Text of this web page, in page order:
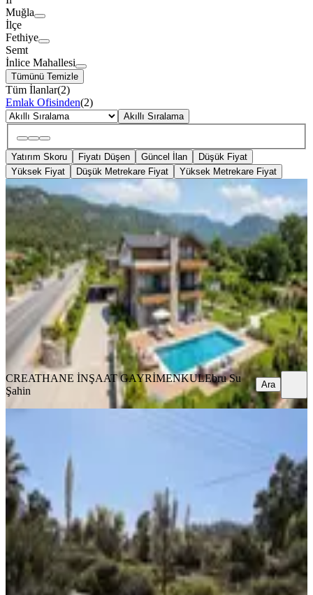
Muğla
İlçe
Fethiye
Semt
İnlice Mahallesi
Tümünü Temizle
Tüm İlanlar(2)
Emlak Ofisinden(2)
Akıllı Sıralama
Yatırım Skoru Fiyatı Düşen Güncel İlan
Düşük Fiyat
Yüksek Fiyat
Düşük Metrekare Fiyat Yüksek Metrekare Fiyat
Yetkili Ofis- İnlicede 755 M2 Denize 2
Km, Ruhsatlı, Özel Arsa
Fethiye, İnlice Mahallesi
755 m²·19.735/m²·23.05.2026
14.900.000 ₺
CREATHANE İNŞAAT GAYRİMENKULEbru Su Şahin
Ara
CREATHANE İNŞAAT GAYRİMENKULEbru Su
Şahin
Ara
35.714/m²
35.000.000 ₺
HFZ GAYRİMENKULHafize Kuyucuoğlu